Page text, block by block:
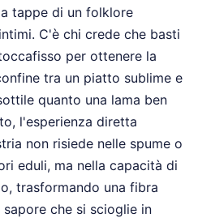
tappe di un folklore
C'è chi crede che basti
per ottenere la
tra un piatto sublime e
quanto una lama ben
l'esperienza diretta
non risiede nelle spume o
eduli, ma nella capacità di
trasformando una fibra
che si scioglie in